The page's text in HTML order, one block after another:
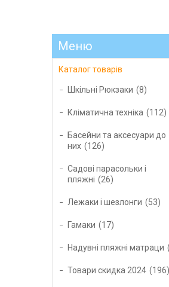
Каталог товарів
Шкільні Рюкзаки 8
Кліматична техніка 112
Басейни та аксесуари до
них
126
Садові парасольки і
пляжні
26
Лежаки і шезлонги 53
Гамаки 17
Надувні пляжні матраци
Товари скидка 2024 196